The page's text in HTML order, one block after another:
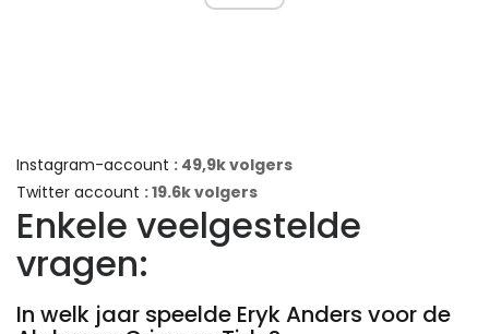
Instagram-account : 49,9k volgers
Twitter account : 19.6k volgers
Enkele veelgestelde
vragen:
In welk jaar speelde Eryk Anders voor de